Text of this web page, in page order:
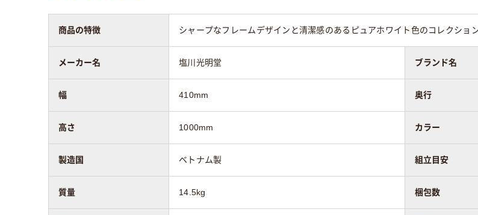
商品の特徴 シャープなフレームデザインと清潔感のあるピュアホワイト色のコレクショ
メーカー名 塩川光明堂 ブランド名
幅 410mm 奥行
高さ 1000mm カラー
製造国 ベトナム製 組立目安
質量 14.5kg 梱包数